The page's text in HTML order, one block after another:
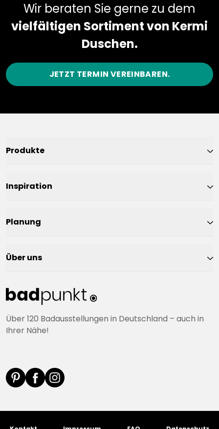
Wir beraten Sie gerne zu dem
vielfältigen Sortiment von Kermi
Duschen.
JETZT TERMIN VEREINBAREN.
Über 120 Badausstellungen in Deutschland – auch in
Ihrer Nähe!
Produkte
Inspiration
Planung
Über uns